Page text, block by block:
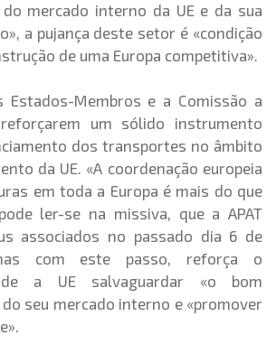
mercado interno da UE e da sua
a pujança deste setor é «condição
de uma Europa competitiva».
Membros e a Comissão a
um sólido instrumento
dos transportes no âmbito
da UE. «A coordenação europeia
em toda a Europa é mais do que
ler-se na missiva, que a APAT
associados no passado dia 6 de
com este passo, reforça o
a UE salvaguardar «o bom
seu mercado interno e «promover